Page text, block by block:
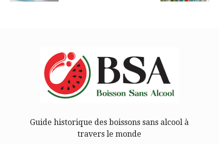
Guide historique des boissons sans alcool à
travers le monde